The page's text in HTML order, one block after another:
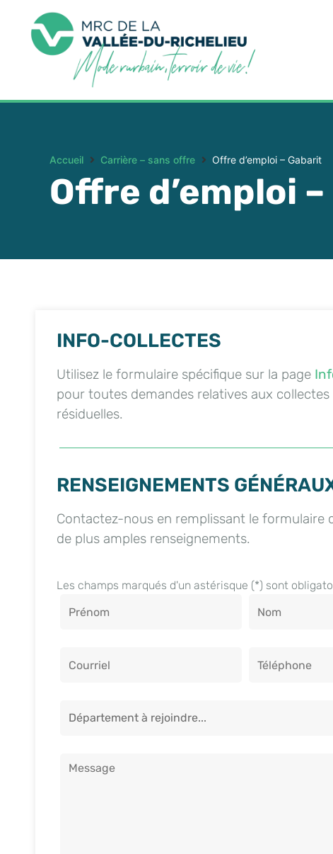
Accueil Carrière – sans offre Offre d’emploi – Gabarit
Offre d’emploi
INFO-COLLECTES
Utilisez le formulaire spécifique sur la page
pour toutes demandes relatives aux
résiduelles.
RENSEIGNEMENTS
Contactez-nous en remplissant le formulaire
de plus amples renseignements.
Les champs marqués d'un astérisque (*) sont